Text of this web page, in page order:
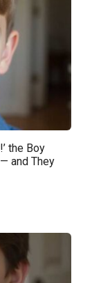
the Boy
and They